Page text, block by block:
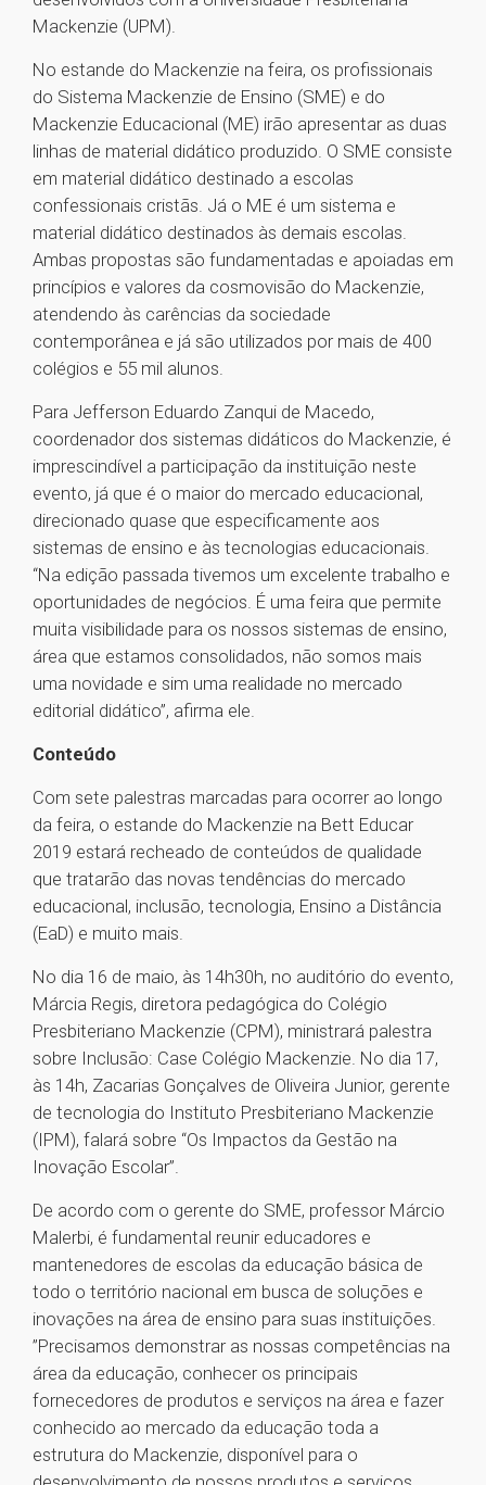
Mackenzie (UPM).
No estande do Mackenzie na feira, os profissionais
do Sistema Mackenzie de Ensino (SME) e do
Mackenzie Educacional (ME) irão apresentar as duas
linhas de material didático produzido. O SME consiste
em material didático destinado a escolas
confessionais cristãs. Já o ME é um sistema e
material didático destinados às demais escolas.
Ambas propostas são fundamentadas e apoiadas em
princípios e valores da cosmovisão do Mackenzie,
atendendo às carências da sociedade
contemporânea e já são utilizados por mais de 400
colégios e 55 mil alunos.
Para Jefferson Eduardo Zanqui de Macedo,
coordenador dos sistemas didáticos do Mackenzie, é
imprescindível a participação da instituição neste
evento, já que é o maior do mercado educacional,
direcionado quase que especificamente aos
sistemas de ensino e às tecnologias educacionais.
“Na edição passada tivemos um excelente trabalho e
oportunidades de negócios. É uma feira que permite
muita visibilidade para os nossos sistemas de ensino,
área que estamos consolidados, não somos mais
uma novidade e sim uma realidade no mercado
editorial didático”, afirma ele.
Conteúdo
Com sete palestras marcadas para ocorrer ao longo
da feira, o estande do Mackenzie na Bett Educar
2019 estará recheado de conteúdos de qualidade
que tratarão das novas tendências do mercado
educacional, inclusão, tecnologia, Ensino a Distância
(EaD) e muito mais.
No dia 16 de maio, às 14h30h, no auditório do evento,
Márcia Regis, diretora pedagógica do Colégio
Presbiteriano Mackenzie (CPM), ministrará palestra
sobre Inclusão: Case Colégio Mackenzie. No dia 17,
às 14h, Zacarias Gonçalves de Oliveira Junior, gerente
de tecnologia do Instituto Presbiteriano Mackenzie
(IPM), falará sobre “Os Impactos da Gestão na
Inovação Escolar”.
De acordo com o gerente do SME, professor Márcio
Malerbi, é fundamental reunir educadores e
mantenedores de escolas da educação básica de
todo o território nacional em busca de soluções e
inovações na área de ensino para suas instituições.
”Precisamos demonstrar as nossas competências na
área da educação, conhecer os principais
fornecedores de produtos e serviços na área e fazer
conhecido ao mercado da educação toda a
estrutura do Mackenzie, disponível para o